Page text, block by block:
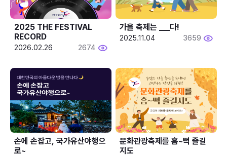
2025 THE FESTIVAL
RECORD
2026.02.26 2674
2025.11.04 3659
손에 손잡고, 국가유산야행으
로~
문화관광축제를 흠~뻑 즐길
지도